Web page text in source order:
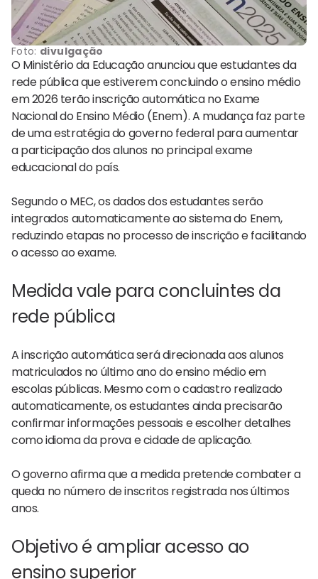
Foto: divulgação
O Ministério da Educação anunciou que estudantes da
rede pública que estiverem concluindo o ensino médio
em 2026 terão inscrição automática no Exame
Nacional do Ensino Médio (Enem). A mudança faz parte
de uma estratégia do governo federal para aumentar
a participação dos alunos no principal exame
educacional do país.
Segundo o MEC, os dados dos estudantes serão
integrados automaticamente ao sistema do Enem,
reduzindo etapas no processo de inscrição e facilitando
o acesso ao exame.
Medida vale para concluintes da
rede pública
A inscrição automática será direcionada aos alunos
matriculados no último ano do ensino médio em
escolas públicas. Mesmo com o cadastro realizado
automaticamente, os estudantes ainda precisarão
confirmar informações pessoais e escolher detalhes
como idioma da prova e cidade de aplicação.
O governo afirma que a medida pretende combater a
queda no número de inscritos registrada nos últimos
anos.
Objetivo é ampliar acesso ao
ensino superior